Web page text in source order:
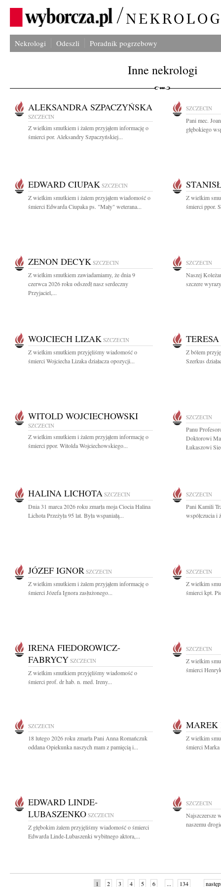
Nekrologi Odeszli Poradnik pogrzebowy
Inne nekrologi
ALEKSANDRA SZPACZYŃSKA
SZCZECIN
Z wielkim smutkiem i żalem przyjąłem informację o
śmierci por. Aleksandry Szpaczyńskiej...
SZCZECIN
Pani mec.
głębokiego
EDWARD CIUPAK SZCZECIN
Z wielkim smutkiem i żalem przyjąłem wiadomość o
śmierci Edwarda Ciupaka ps. "Mały" weterana...
Z wielkim
śmierci ppor.
ZENON DECYK SZCZECIN
Z wielkim smutkiem zawiadamiamy, że dnia 9
czerwca 2026 roku odszedł nasz serdeczny
Przyjaciel,...
SZCZECIN
Naszej
szczere
WOJCIECH LIZAK SZCZECIN
Z wielkim smutkiem przyjęliśmy wiadomość o
śmierci Wojciecha Lizaka działacza opozycji...
Z bólem
Szerkus
WITOLD WOJCIECHOWSKI
SZCZECIN
Z wielkim smutkiem i żalem przyjąłem informację o
śmierci ppor. Witolda Wojciechowskiego...
SZCZECIN
Panu
Doktorowi
Łukaszowi
HALINA LICHOTA SZCZECIN
Dnia 31 marca 2026 roku zmarła moja Ciocia Halina
Lichota Przeżyła 95 lat. Była wspaniałą...
SZCZECIN
Pani Kamili
współczucia i
JÓZEF IGNOR SZCZECIN
Z wielkim smutkiem i żalem przyjąłem informację o
śmierci Józefa Ignora zasłużonego...
SZCZECIN
Z wielkim
śmierci kpt.
IRENA FIEDOROWICZ-
FABRYCY SZCZECIN
Z wielkim smutkiem przyjęliśmy wiadomość o
śmierci prof. dr hab. n. med. Ireny...
SZCZECIN
Z wielkim
śmierci
SZCZECIN
18 lutego 2026 roku zmarła Pani Anna Romańczuk
oddana Opiekunka naszych mam z pamięcią i...
Z wielkim
śmierci Marka
EDWARD LINDE-
LUBASZENKO SZCZECIN
Z głębokim żalem przyjęliśmy wiadomość o śmierci
Edwarda Linde-Lubaszenki wybitnego aktora,...
SZCZECIN
Najszczersze
naszemu
1 2 3 4 5 6 ... 134